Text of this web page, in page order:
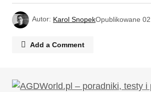
Autor: Karol SnopekOpublikowane
Add a Comment
Twój adres email nie zostanie